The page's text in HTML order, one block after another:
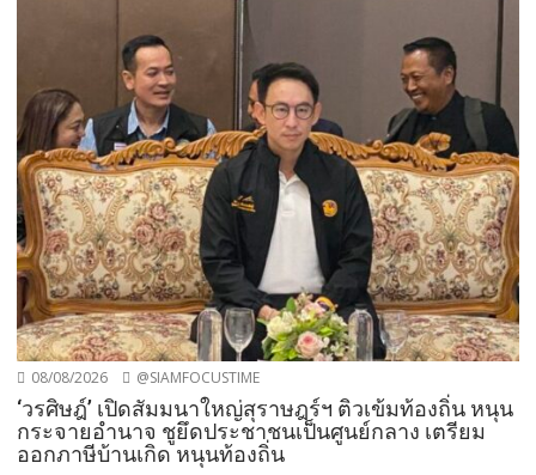
08/08/2026 @SIAMFOCUSTIME
‘วรศิษฎ์’ เปิดสัมมนาใหญ่สุราษฎร์ฯ ติวเข้มท้องถิ่น หนุน
กระจายอำนาจ ชูยึดประชาชนเป็นศูนย์กลาง เตรียม
ออกภาษีบ้านเกิด หนุนท้องถิ่น